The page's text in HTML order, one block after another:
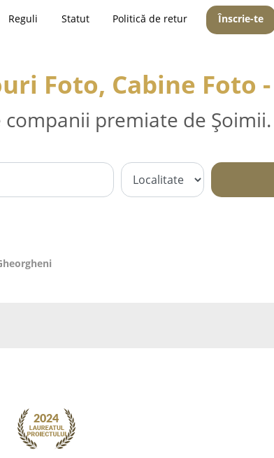
Reguli Statut Politică de retur Înscrie-te
Foto, Cabine Foto
companii premiate de Șoimii.